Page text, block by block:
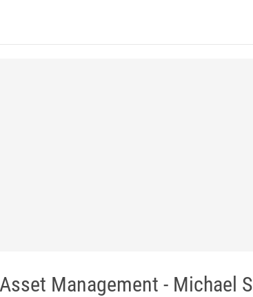
Management - Michael